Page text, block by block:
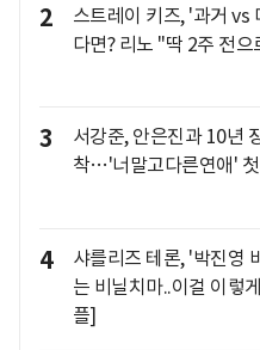
2
스트레이 키즈, '과거 vs
다면? 리노 "딱 2주 전
3
서강준, 안은진과 10년
착…'너말고다른연애' 첫
4
샤를리즈 테론, '박진영
는 비닐치마..이걸 이렇
플]